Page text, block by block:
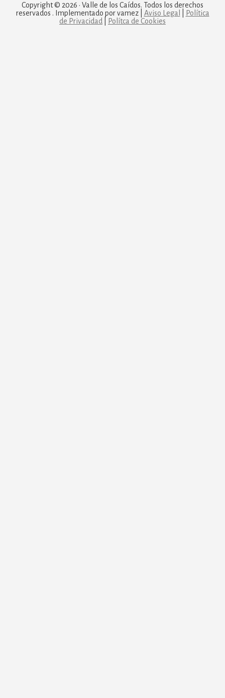
Copyright © 2026 · Valle de los Caídos. Todos los derechos
reservados . Implementado por vamez | Aviso Legal
Política
de Privacidad
Polítca de Cookies